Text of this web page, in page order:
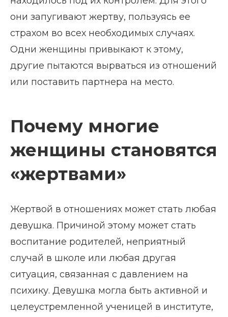
они запугивают жертву, пользуясь ее
страхом во всех необходимых случаях.
Одни женщины привыкают к этому,
другие пытаются вырваться из отношений
или поставить партнера на место.
Почему многие
женщины становятся
«жертвами»
Жертвой в отношениях может стать любая
девушка. Причиной этому может стать
воспитание родителей, неприятный
случай в школе или любая другая
ситуация, связанная с давлением на
психику. Девушка могла быть активной и
целеустремленной ученицей в институте,